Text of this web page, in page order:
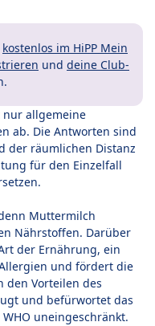
kostenlos im HiPP Mein
und deine Club-
nur allgemeine
ab. Die Antworten sind
der räumlichen Distanz
für den Einzelfall
Muttermilch
Nährstoffen. Darüber
der Ernährung, ein
und fördert die
den Vorteilen des
und befürwortet das
uneingeschränkt.